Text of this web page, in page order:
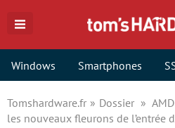
Windows Smartphones
Tomshardware.fr Dossier
les nouveaux fleurons de l’entrée